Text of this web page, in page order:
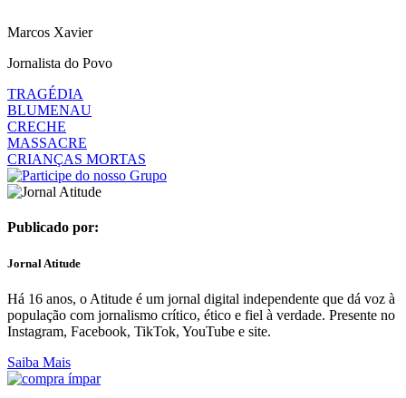
Marcos Xavier
Jornalista do Povo
TRAGÉDIA
BLUMENAU
CRECHE
MASSACRE
CRIANÇAS MORTAS
Publicado por:
Jornal Atitude
Há 16 anos, o Atitude é um jornal digital independente que dá voz à
população com jornalismo crítico, ético e fiel à verdade. Presente no
Instagram, Facebook, TikTok, YouTube e site.
Saiba Mais